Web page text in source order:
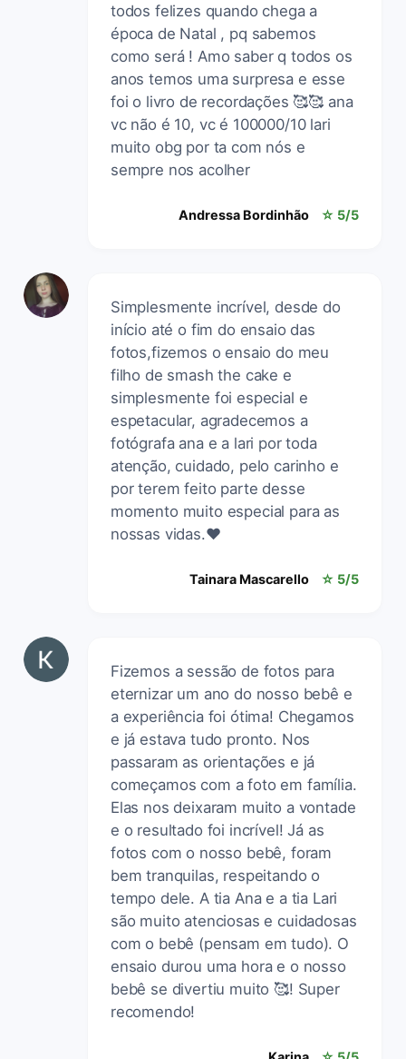
todos felizes quando chega a
época de Natal , pq sabemos
como será ! Amo saber q todos os
anos temos uma surpresa e esse
foi o livro de recordações 🥰🥰 ana
vc não é 10, vc é 100000/10 lari
muito obg por ta com nós e
sempre nos acolher
Andressa Bordinhão ☆ 5/5
Simplesmente incrível, desde do
início até o fim do ensaio das
fotos,fizemos o ensaio do meu
filho de smash the cake e
simplesmente foi especial e
espetacular, agradecemos a
fotógrafa ana e a lari por toda
atenção, cuidado, pelo carinho e
por terem feito parte desse
momento muito especial para as
nossas vidas.❤️
Tainara Mascarello ☆ 5/5
Fizemos a sessão de fotos para
eternizar um ano do nosso bebê e
a experiência foi ótima! Chegamos
e já estava tudo pronto. Nos
passaram as orientações e já
começamos com a foto em família.
Elas nos deixaram muito a vontade
e o resultado foi incrível! Já as
fotos com o nosso bebê, foram
bem tranquilas, respeitando o
tempo dele. A tia Ana e a tia Lari
são muito atenciosas e cuidadosas
com o bebê (pensam em tudo). O
ensaio durou uma hora e o nosso
bebê se divertiu muito 🥰! Super
recomendo!